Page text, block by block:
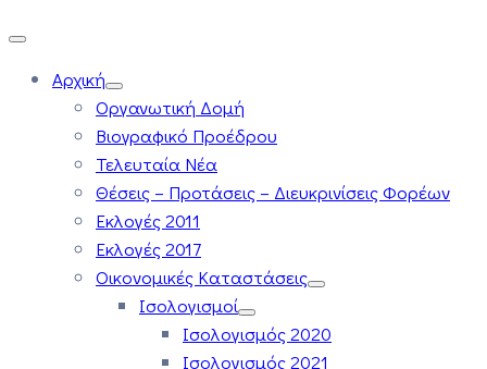
Αρχική
Οργανωτική Δομή
Βιογραφικό Προέδρου
Τελευταία Νέα
Θέσεις – Προτάσεις – Διευκρινίσεις Φορέων
Εκλογές 2011
Εκλογές 2017
Οικονομικές Καταστάσεις
Ισολογισμοί
Ισολογισμός 2020
Ισολογισμός 2021